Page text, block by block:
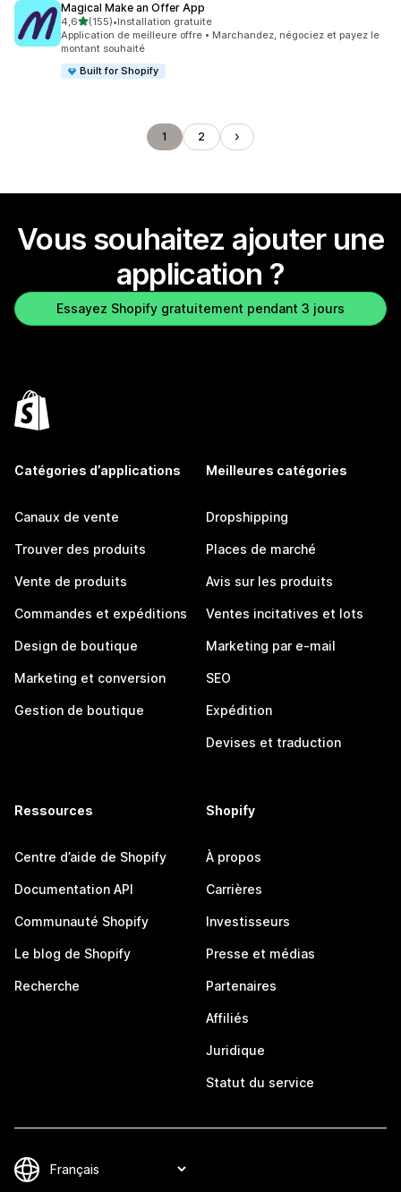
Magical Make an Offer App
4,6étoile(s) sur 5
(155)
155 avis au total
•Installation gratuite
Application de meilleure offre • Marchandez, négociez et payez le
montant souhaité
Built for Shopify
1 2
Vous souhaitez ajouter une
application ?
Essayez Shopify gratuitement pendant 3 jours
Catégories d’applications
Canaux de vente
Trouver des produits
Vente de produits
Commandes et expéditions
Design de boutique
Marketing et conversion
Gestion de boutique
Meilleures catégories
Dropshipping
Places de marché
Avis sur les produits
Ventes incitatives et lots
Marketing par e-mail
SEO
Expédition
Devises et traduction
Ressources
Centre d’aide de Shopify
Documentation API
Communauté Shopify
Le blog de Shopify
Recherche
Shopify
À propos
Carrières
Investisseurs
Presse et médias
Partenaires
Affiliés
Juridique
Statut du service